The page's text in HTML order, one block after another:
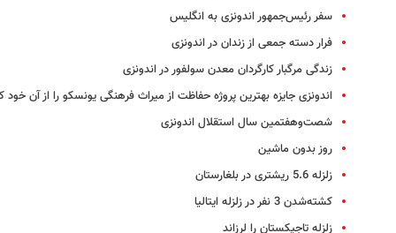
سفر رئیس‌جمهور اندونزی به انگلیس
فرار دسته جمعی از زندان در اندونزی
زندگی مرگبار کارگردان معدن سولفور در اندونزی
اندونزی جایزه بهترین پروژه حفاظت از میراث فرهنگی یونسکو را از آن خود
شصت‌و‌هفتمین سال استقلال اندونزی
روز بدون ماشین
زلزله 5.6 ریشتری در بلغارستان
کشته‌شدن 3 نفر در زلزله ایتالیا
زلزله تاجیکستان را لرزاند